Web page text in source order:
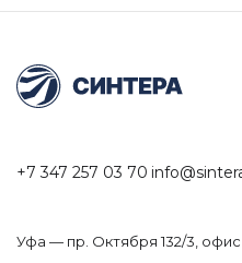
+7 347 257 03 70
Уфа — пр. Октября 132/3, офис